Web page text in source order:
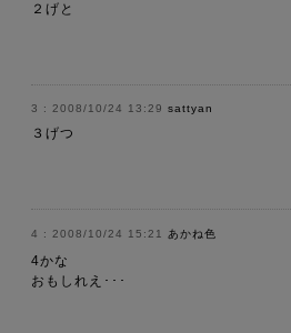
２げと
2008/10/24 13:29 sattyan
３げつ
2008/10/24 15:21 あかね色
4かな
おもしれえ･･･